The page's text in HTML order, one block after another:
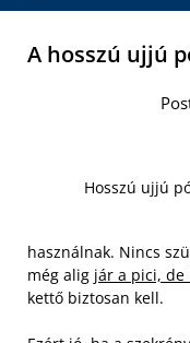
A hosszú ujjú
Hosszú ujjú
használnak. Nincs
még alig jár a pici,
kettő biztosan kell.